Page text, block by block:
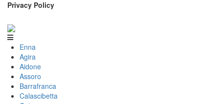
Privacy Policy
Enna
Agira
Aidone
Assoro
Barrafranca
Calascibetta